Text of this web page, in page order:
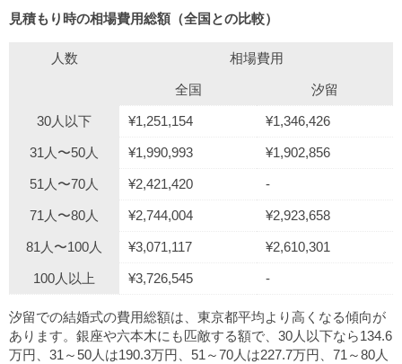
見積もり時の相場費用総額（全国との比較）
人数 相場費用
全国 汐留
30人以下 ¥1,251,154 ¥1,346,426
31人〜50人 ¥1,990,993 ¥1,902,856
51人〜70人 ¥2,421,420 -
71人〜80人 ¥2,744,004 ¥2,923,658
81人〜100人 ¥3,071,117 ¥2,610,301
100人以上 ¥3,726,545 -
汐留での結婚式の費用総額は、東京都平均より高くなる傾向が
あります。銀座や六本木にも匹敵する額で、30人以下なら134.6
万円、31～50人は190.3万円、51～70人は227.7万円、71～80人